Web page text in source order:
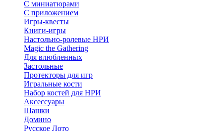
С миниатюрами
С приложением
Игры-квесты
Книги-игры
Настольно-ролевые НРИ
Magic the Gathering
Для влюбленных
Застольные
Протекторы для игр
Игральные кости
Набор костей для НРИ
Аксессуары
Шашки
Домино
Русское Лото